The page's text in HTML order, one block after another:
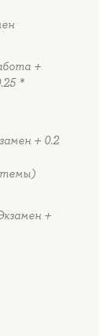
+
*
+ 0.2
темы)
+